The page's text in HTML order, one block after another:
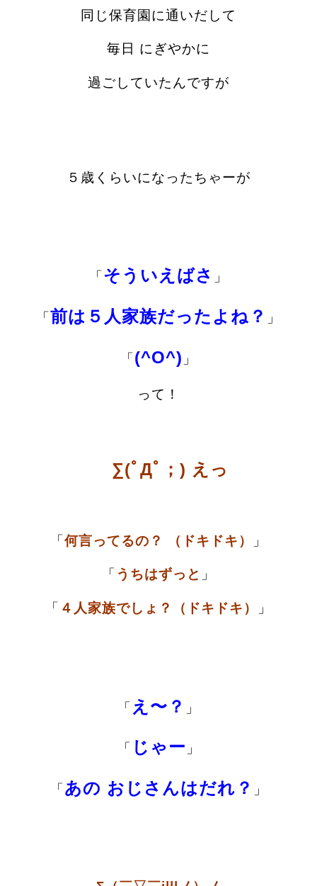
同じ保育園に通いだして
毎日 にぎやかに
過ごしていたんですが
５歳くらいになったちゃーが
「 そういえばさ 」
「前は５人家族だったよね？ 」
「(^O^) 」
って！
∑(ﾟДﾟ；) えっ
「何言ってるの？ （ドキドキ） 」
「 うちはずっと 」
「 ４人家族でしょ？（ドキドキ） 」
「 え〜？ 」
「 じゃー 」
「 あの おじさんはだれ？ 」